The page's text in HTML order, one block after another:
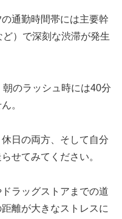
通勤時間帯には主要幹
）で深刻な渋滞が発生
のラッシュ時には40分
。
日の両方、そして自分
せてみてください。
ラッグストアまでの道
離が大きなストレスに